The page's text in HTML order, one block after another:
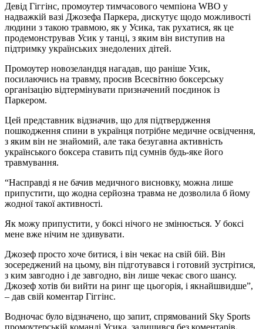
Девід Гіггінс, промоутер тимчасового чемпіона WBO у
надважкій вазі Джозефа Паркера, дискутує щодо можливості
людини з такою травмою, як у Усика, так рухатися, як це
продемонстрував Усик у танці, з яким він виступив на
підтримку українських знедолених дітей.
Промоутер новозеландця нагадав, що раніше Усик,
посилаючись на травму, просив Всесвітню боксерську
організацію відтермінувати призначений поєдинок із
Паркером.
Цей представник відзначив, що для підтвердження
пошкодження спини в українця потрібне медичне освідчення,
з яким він не знайомий, але така безугавна активність
українського боксера ставить під сумнів будь-яке його
травмування.
“Насправді я не бачив медичного висновку, можна лише
припустити, що жодна серйозна травма не дозволила б йому
жодної такої активності.
Як можу припустити, у боксі нічого не змінюється. У боксі
мене вже нічим не здивувати.
Джозеф просто хоче битися, і він чекає на свій бій. Він
зосереджений на цьому, він підготувався і готовий зустрітися,
з ким завгодно і де завгодно, він лише чекає свого шансу.
Джозеф хотів би вийти на ринг ще цьогорія, і якнайшвидше”,
– дав свій коментар Гіггінс.
Водночас було відзначено, що запит, спрямований Sky Sports
промоутерській команді Усика, залишився без коментарів,